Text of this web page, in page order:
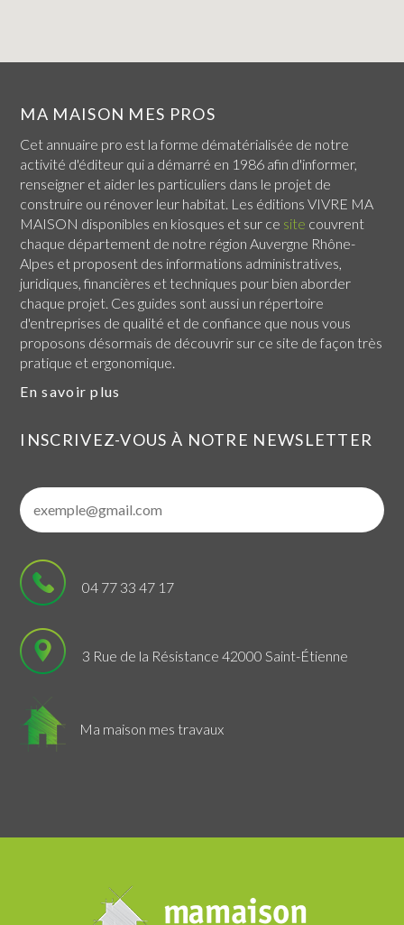
MA MAISON MES PROS
Cet annuaire pro est la forme dématérialisée de notre
activité d'éditeur qui a démarré en 1986 afin d'informer,
renseigner et aider les particuliers dans le projet de
construire ou rénover leur habitat. Les éditions VIVRE MA
MAISON disponibles en kiosques et sur ce site couvrent
chaque département de notre région Auvergne Rhône-
Alpes et proposent des informations administratives,
juridiques, financières et techniques pour bien aborder
chaque projet. Ces guides sont aussi un répertoire
d'entreprises de qualité et de confiance que nous vous
proposons désormais de découvrir sur ce site de façon très
pratique et ergonomique.
En savoir plus
INSCRIVEZ-VOUS À NOTRE NEWSLETTER
04 77 33 47 17
3 Rue de la Résistance 42000 Saint-Étienne
Ma maison mes travaux